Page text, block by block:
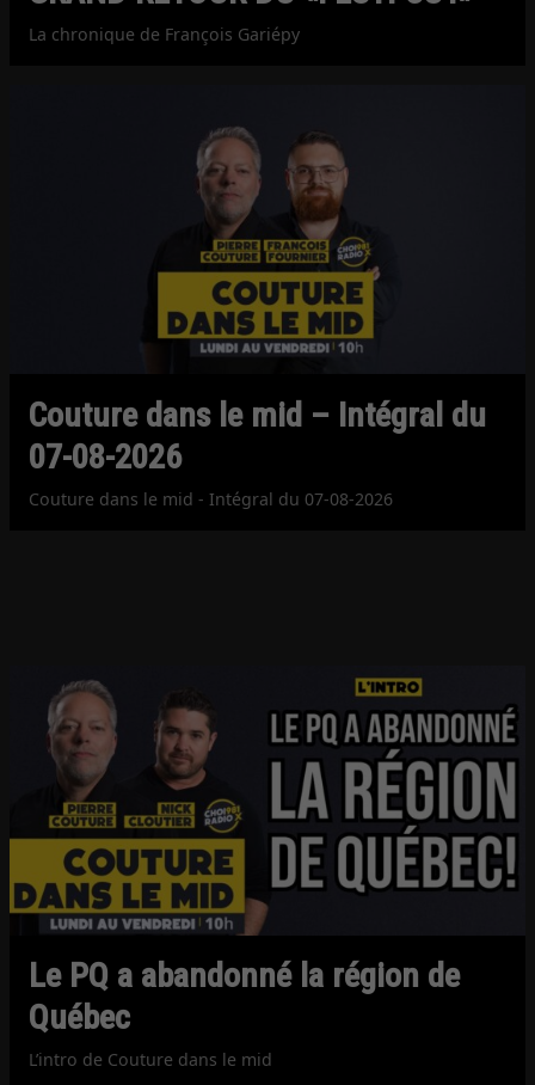
La chronique de François Gariépy
Couture dans le mid – Intégral du
07-08-2026
Couture dans le mid - Intégral du 07-08-2026
Le PQ a abandonné la région de
Québec
L’intro de Couture dans le mid